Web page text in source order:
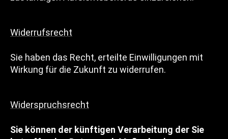
Widerrufsrecht
Sie haben das Recht, erteilte Einwilligungen mit
Wirkung für die Zukunft zu widerrufen.
Widerspruchsrecht
Sie können der künftigen Verarbeitung der Sie